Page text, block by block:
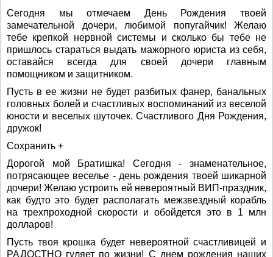
Сегодня мы отмечаем День Рождения твоей
замечательной дочери, любимой попугайчик! Желаю
тебе крепкой нервной системы и сколько бы тебе не
пришлось стараться выдать мажорного юриста из себя,
оставайся всегда для своей дочери главным
помощником и защитником.
Пусть в ее жизни не будет разбитых фанер, банальных
головных болей и счастливых воспоминаний из веселой
юности и веселых шуточек. Счастливого Дня Рождения,
дружок!
Сохранить +
Дорогой мой Братишка! Сегодня - знаменательное,
потрясающее веселье - день рождения твоей шикарной
дочери! Желаю устроить ей невероятный ВИП-праздник,
как будто это будет располагать межзвездный корабль
на трехпроходной скорости и обойдется это в 1 млн
долларов!
Пусть твоя крошка будет невероятной счастливицей и
РАДОСТНО гуляет по жизни! С днем рождения наших